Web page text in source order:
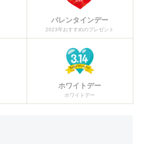
バレンタインデー
2023年おすすめのプレゼント
ホワイトデー
ホワイトデー